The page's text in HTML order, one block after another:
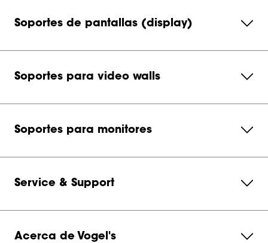
Soportes de pantallas (display)
Soportes para video walls
Soportes para monitores
Service & Support
Acerca de Vogel's